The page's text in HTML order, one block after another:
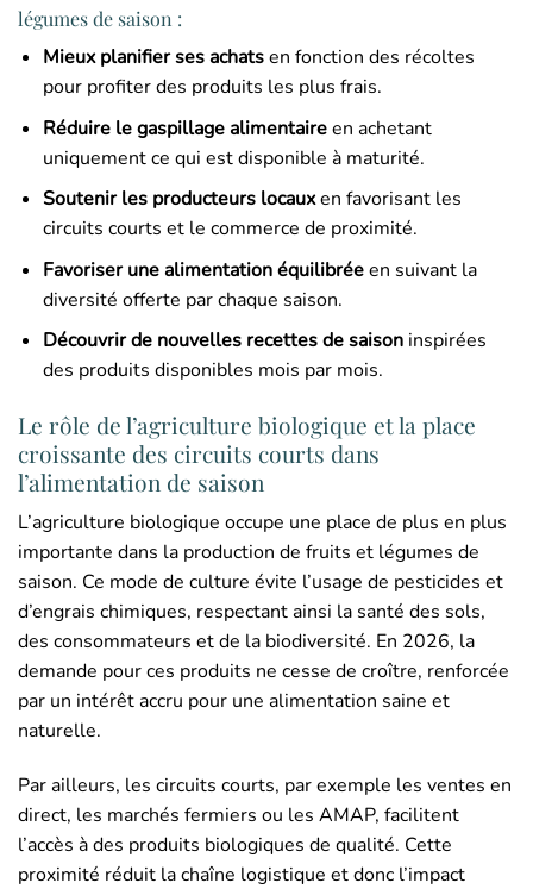
légumes de saison :
Mieux planifier ses achatsen fonction des récoltes
pour profiter des produits les plus frais.
Réduire le gaspillage alimentaireen achetant
uniquement ce qui est disponible à maturité.
Soutenir les producteurs locauxen favorisant les
circuits courts et le commerce de proximité.
Favoriser une alimentation équilibréeen suivant la
diversité offerte par chaque saison.
Découvrir de nouvelles recettes de saisoninspirées
des produits disponibles mois par mois.
Le rôle de l’agriculture biologique et la place
croissante des circuits courts dans
l’alimentation de saison
L’agriculture biologique occupe une place de plus en plus
importante dans la production de fruits et légumes de
saison. Ce mode de culture évite l’usage de pesticides et
d’engrais chimiques, respectant ainsi la santé des sols,
des consommateurs et de la biodiversité. En 2026, la
demande pour ces produits ne cesse de croître, renforcée
par un intérêt accru pour une alimentation saine et
naturelle.
Par ailleurs, les circuits courts, par exemple les ventes en
direct, les marchés fermiers ou les AMAP, facilitent
l’accès à des produits biologiques de qualité. Cette
proximité réduit la chaîne logistique et donc l’impact